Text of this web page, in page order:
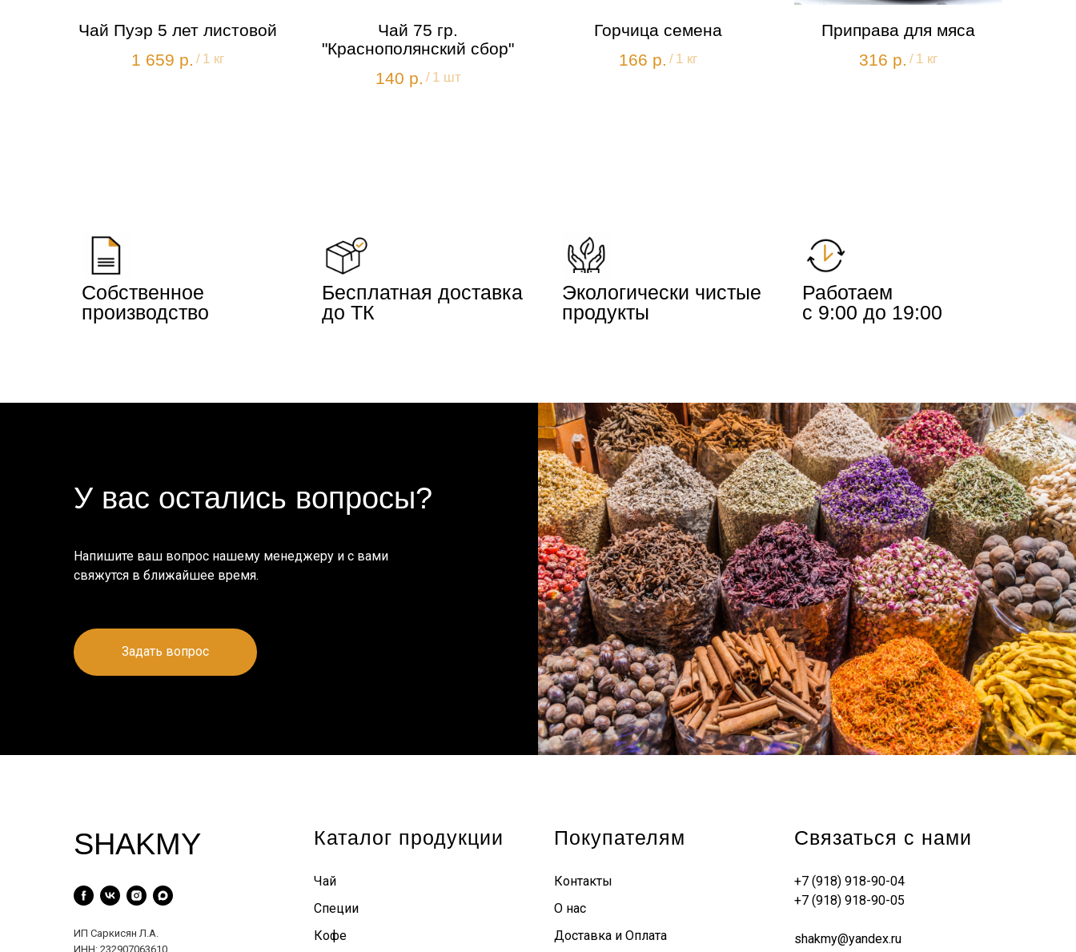
Чай Пуэр 5 лет листовой
1 659 р. / 1 кг
Чай 75 гр.
"Краснополянский сбор"
140 р. / 1 шт
Горчица семена
166 р. / 1 кг
Приправа для мяса
316 р. / 1 кг
Собственное
производство
Бесплатная доставка
до ТК
Экологически чистые
продукты
Работаем
с 9:00 до 19:00
У вас остались вопросы?
Напишите ваш вопрос нашему менеджеру и с вами
свяжутся в ближайшее время.
Задать вопрос
SHAKMY
ИП Саркисян Л.А.
ИНН: 232907063610
Каталог продукции
Чай
Специи
Кофе
Покупателям
Контакты
О нас
Доставка и Оплата
Связаться с нами
+7 (918) 918-90-04
+7 (918) 918-90-05
shakmy@yandex.ru